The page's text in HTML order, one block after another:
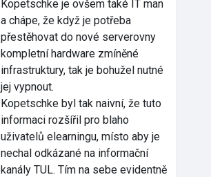
Kopetschke je ovšem také IT man
a chápe, že když je potřeba
přestěhovat do nové serverovny
kompletní hardware zmíněné
infrastruktury, tak je bohužel nutné
jej vypnout.
Kopetschke byl tak naivní, že tuto
informaci rozšířil pro blaho
uživatelů elearningu, místo aby je
nechal odkázané na informační
kanály TUL. Tím na sebe evidentně